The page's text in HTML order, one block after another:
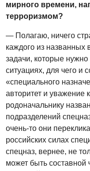
мирного времени,
терроризмом?
— Полагаю, ничего
каждого из названных
задачи, которые
ситуациях, для чего и
«специального
авторитет и уважение
родоначальнику
подразделений
очень-то они
российских силах
спецназ, вернее, не
может быть